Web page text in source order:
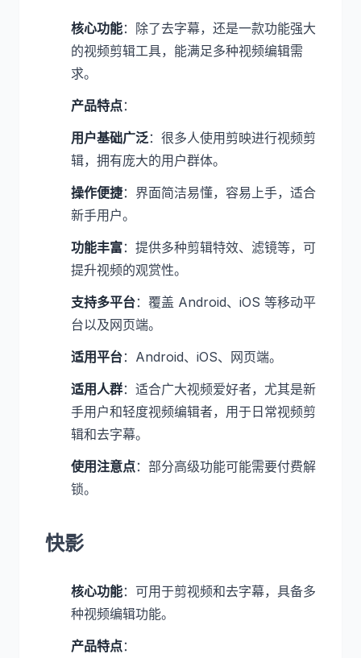
核心功能：除了去字幕，还是一款功能强大
的视频剪辑工具，能满足多种视频编辑需
求。
产品特点：
用户基础广泛：很多人使用剪映进行视频剪
辑，拥有庞大的用户群体。
操作便捷：界面简洁易懂，容易上手，适合
新手用户。
功能丰富：提供多种剪辑特效、滤镜等，可
提升视频的观赏性。
支持多平台：覆盖 Android、iOS 等移动平
台以及网页端。
适用平台：Android、iOS、网页端。
适用人群：适合广大视频爱好者，尤其是新
手用户和轻度视频编辑者，用于日常视频剪
辑和去字幕。
使用注意点：部分高级功能可能需要付费解
锁。
快影
核心功能：可用于剪视频和去字幕，具备多
种视频编辑功能。
产品特点：